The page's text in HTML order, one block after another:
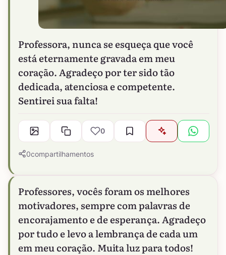
Professora, nunca se esqueça que você
está eternamente gravada em meu
coração. Agradeço por ter sido tão
dedicada, atenciosa e competente.
Sentirei sua falta!
0
0compartilhamentos
Professores, vocês foram os melhores
motivadores, sempre com palavras de
encorajamento e de esperança. Agradeço
por tudo e levo a lembrança de cada um
em meu coração. Muita luz para todos!